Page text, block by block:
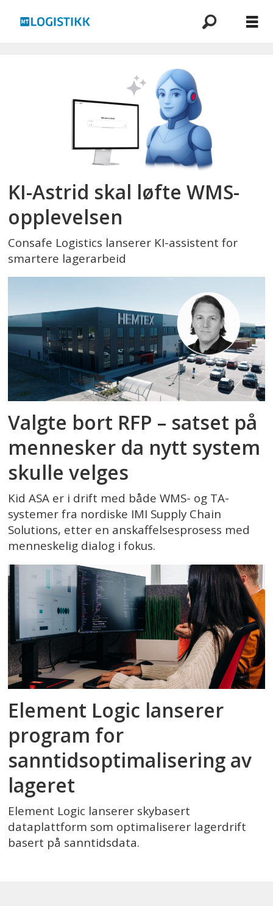
lagerdrift
KI-Astrid skal løfte WMS-
opplevelsen
Consafe Logistics lanserer KI-assistent for
smartere lagerarbeid
Valgte bort RFP – satset på
mennesker da nytt system
skulle velges
Kid ASA er i drift med både WMS- og TA-
systemer fra nordiske IMI Supply Chain
Solutions, etter en anskaffelsesprosess med
menneskelig dialog i fokus.
Element Logic lanserer
program for
sanntidsoptimalisering av
lageret
Element Logic lanserer skybasert
dataplattform som optimaliserer lagerdrift
basert på sanntidsdata.